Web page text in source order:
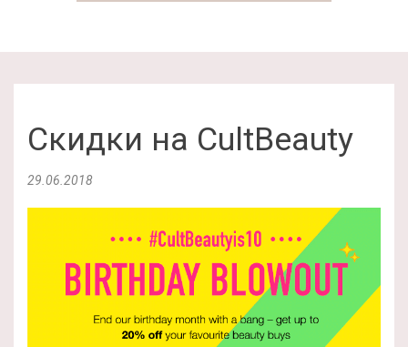
Скидки на CultBeauty
29.06.2018